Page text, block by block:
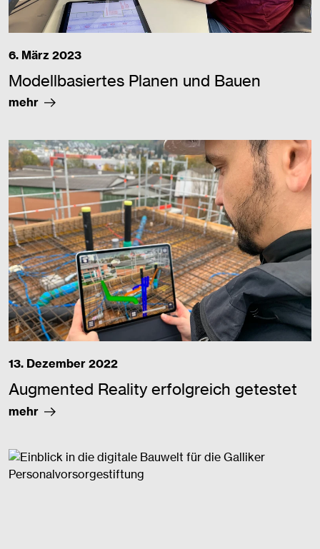
6. März 2023
Modellbasiertes Planen und Bauen
mehr
13. Dezember 2022
Augmented Reality erfolgreich getestet
mehr